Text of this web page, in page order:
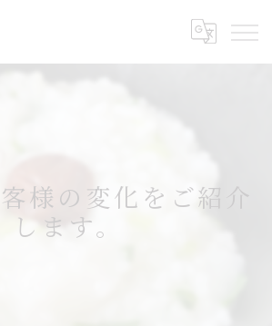
様の変化をご紹介
します。